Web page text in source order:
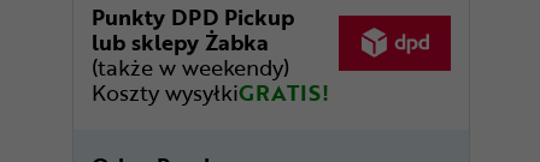
Punkty DPD Pickup
lub sklepy Żabka
(także w weekendy)
Koszty wysyłkiGRATIS!